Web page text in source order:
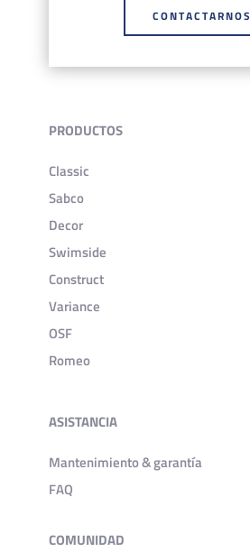
CONTACTARNOS
PRODUCTOS
Classic
Sabco
Decor
Swimside
Construct
Variance
OSF
Romeo
ASISTANCIA
Mantenimiento & garantía
FAQ
COMUNIDAD